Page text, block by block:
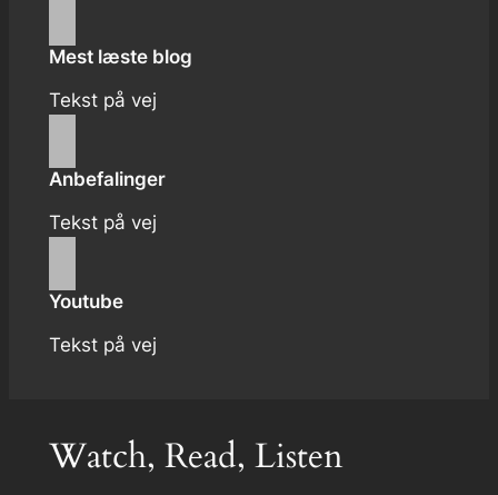
Mest læste blog
Tekst på vej
Anbefalinger
Tekst på vej
Youtube
Tekst på vej
Watch, Read, Listen